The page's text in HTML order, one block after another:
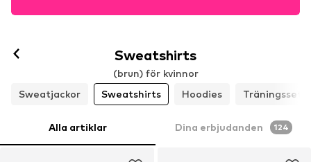
Sweatshirts
(brun) för kvinnor
Sweatjackor
Sweatshirts Hoodies Träningsset
Alla artiklar Dina erbjudanden 124